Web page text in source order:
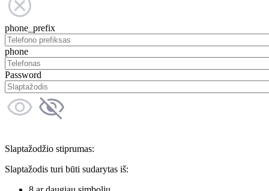
phone_prefix
phone
Password
Slaptažodžio stiprumas:
Slaptažodis turi būti sudarytas iš: